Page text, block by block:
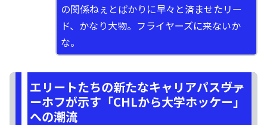
の関係ねぇとばかりに早々と済ませたリー
ド、かなり大物。フライヤーズに来ないか
な。
エリートたちの新たなキャリアパス――ヴァ
ーホフが示す「CHLから大学ホッケー」
への潮流